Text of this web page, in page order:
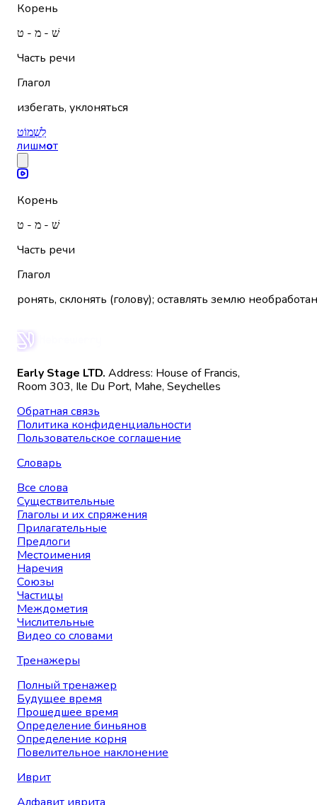
Корень
שׁ - מ - ט
Часть речи
Глагол
избегать, уклоняться
לִשְׁמוֹט
лишмот
Корень
שׁ - מ - ט
Часть речи
Глагол
ронять, склонять (голову); оставлять землю
Early Stage LTD. Address: House of Francis,
Room 303, Ile Du Port, Mahe, Seychelles
Обратная связь
Политика конфиденциальности
Пользовательское соглашение
Словарь
Все слова
Существительные
Глаголы и их спряжения
Прилагательные
Предлоги
Местоимения
Наречия
Союзы
Частицы
Междометия
Числительные
Видео со словами
Тренажеры
Полный тренажер
Будущее время
Прошедшее время
Определение биньянов
Определение корня
Повелительное наклонение
Иврит